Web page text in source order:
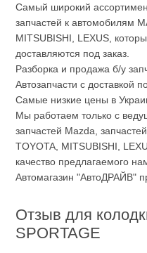
Самый широкий
запчастей к автомобилям
MITSUBISHI, LEXUS,
доставляются под заказ.
Разборка и продажа б/у
Автозапчасти с доставкой
Самые низкие цены в
Мы работаем только с
запчастей Mazda,
TOYOTA, MITSUBISHI,
качество предлагаемого
Автомагазин "АвтоДРАЙВ"
Отзыв для
SPORTAGE